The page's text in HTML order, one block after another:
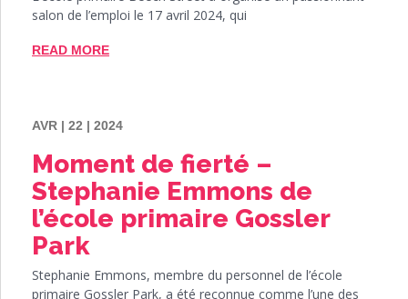
salon de l’emploi le 17 avril 2024, qui
READ MORE
AVR | 22 | 2024
Moment de fierté –
Stephanie Emmons de
l’école primaire Gossler
Park
Stephanie Emmons, membre du personnel de l’école
primaire Gossler Park, a été reconnue comme l’une des